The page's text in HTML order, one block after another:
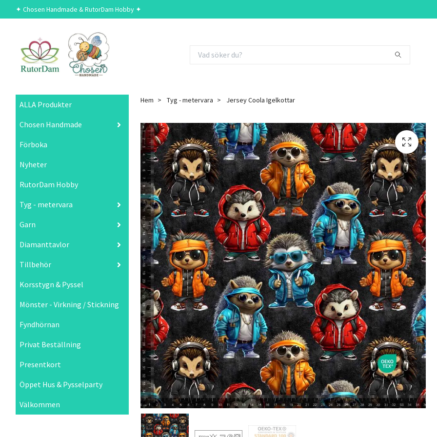
✦ Chosen Handmade & RutorDam Hobby ✦
ALLA Produkter
Chosen Handmade
Förboka
Nyheter
RutorDam Hobby
Tyg - metervara
Garn
Diamanttavlor
Tillbehör
Korsstygn & Pyssel
Mönster - Virkning / Stickning
Fyndhörnan
Privat Beställning
Presentkort
Öppet Hus & Pysselparty
Välkommen
Hem Tyg - metervara Jersey Coola Igelkottar